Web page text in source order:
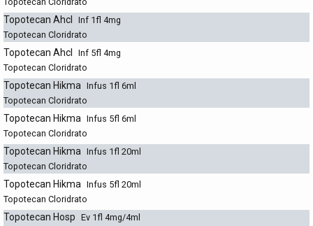
Topotecan Ahcl
Inf 1fl 4mg
Topotecan Cloridrato
Topotecan Ahcl
Inf 5fl 4mg
Topotecan Cloridrato
Topotecan Hikma Infus 1fl 6ml
Topotecan Cloridrato
Topotecan Hikma Infus 5fl 6ml
Topotecan Cloridrato
Topotecan Hikma Infus 1fl 20ml
Topotecan Cloridrato
Topotecan Hikma Infus 5fl 20ml
Topotecan Cloridrato
Topotecan Hosp Ev 1fl 4mg/4ml